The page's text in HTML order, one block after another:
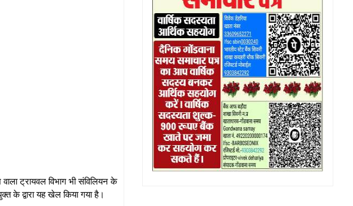
ट्रायवल विभाग भी संविलियन के
के द्वारा यह खेल किया गया है।